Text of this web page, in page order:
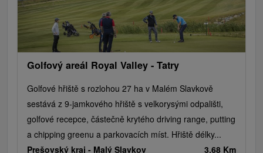
Golfový areál Royal Valley - Tatry
Golfové hřiště s rozlohou 27 ha v Malém Slavkově
sestává z 9-jamkového hřiště s velkorysými odpališti,
golfové recepce, částečně krytého driving range, putting
a chipping greenu a parkovacích míst. Hřiště délky...
Prešovský kraj - Malý Slavkov 3.68 Km